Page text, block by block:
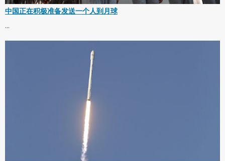
中国正在积极准备发送一个人到月球
...